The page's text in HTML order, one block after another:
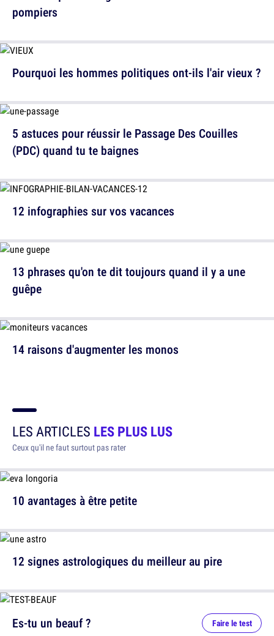
pompiers
5 astuces pour réussir le Passage Des Couilles
(PDC) quand tu te baignes
13 phrases qu'on te dit toujours quand il y a une
guêpe
Pourquoi les hommes politiques ont-ils l'air vieux ?
12 infographies sur vos vacances
14 raisons d'augmenter les monos
LES ARTICLES LES PLUS LUS
Ceux qu'il ne faut surtout pas rater
10 avantages à être petite
12 signes astrologiques du meilleur au pire
Es-tu un beauf ? Faire le test